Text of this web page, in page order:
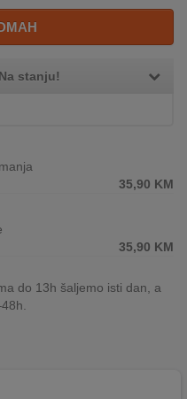
Na stanju!
35,90 KM
35,90 KM
do 13h šaljemo isti dan, a